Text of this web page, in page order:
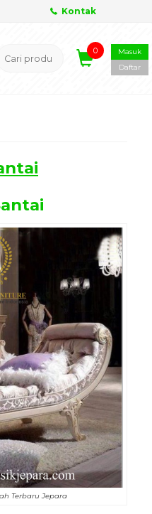
Kontak
0
Masuk
Daftar
Terbaru Jepara